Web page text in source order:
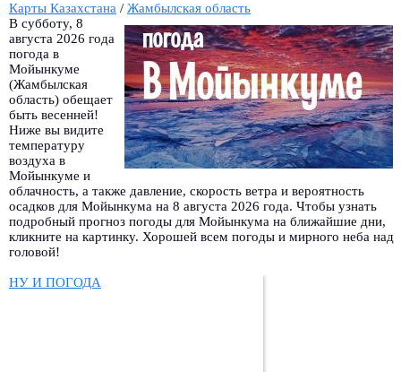
Карты Казахстана / Жамбылская область
В субботу, 8
августа 2026 года
погода в
Мойынкуме
(Жамбылская
область) обещает
быть весенней!
Ниже вы видите
температуру
воздуха в
Мойынкуме и
облачность, а также давление, скорость ветра и вероятность
осадков для Мойынкума на 8 августа 2026 года. Чтобы узнать
подробный прогноз погоды для Мойынкума на ближайшие дни,
кликните на картинку. Хорошей всем погоды и мирного неба над
головой!
НУ И ПОГОДА